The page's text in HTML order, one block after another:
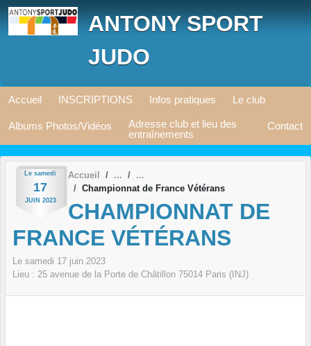
ANTONY SPORT
JUDO
Accueil INSCRIPTIONS Infos pratiques Le club
Albums Photos/Vidéos
Adresse club et lieu des
entraînements
Contact
Le samedi
17
JUIN 2023
Accueil
Championnat de France Vétérans
CHAMPIONNAT DE
FRANCE VÉTÉRANS
Le samedi 17 juin 2023
Lieu : 25 avenue de la Porte de Châtillon 75014 Paris (INJ)
Panneau de gestion des cookies